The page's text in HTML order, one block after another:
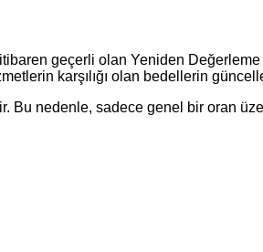
geçerli olan Yeniden
karşılığı olan bedellerin
Bu nedenle, sadece genel bir oran